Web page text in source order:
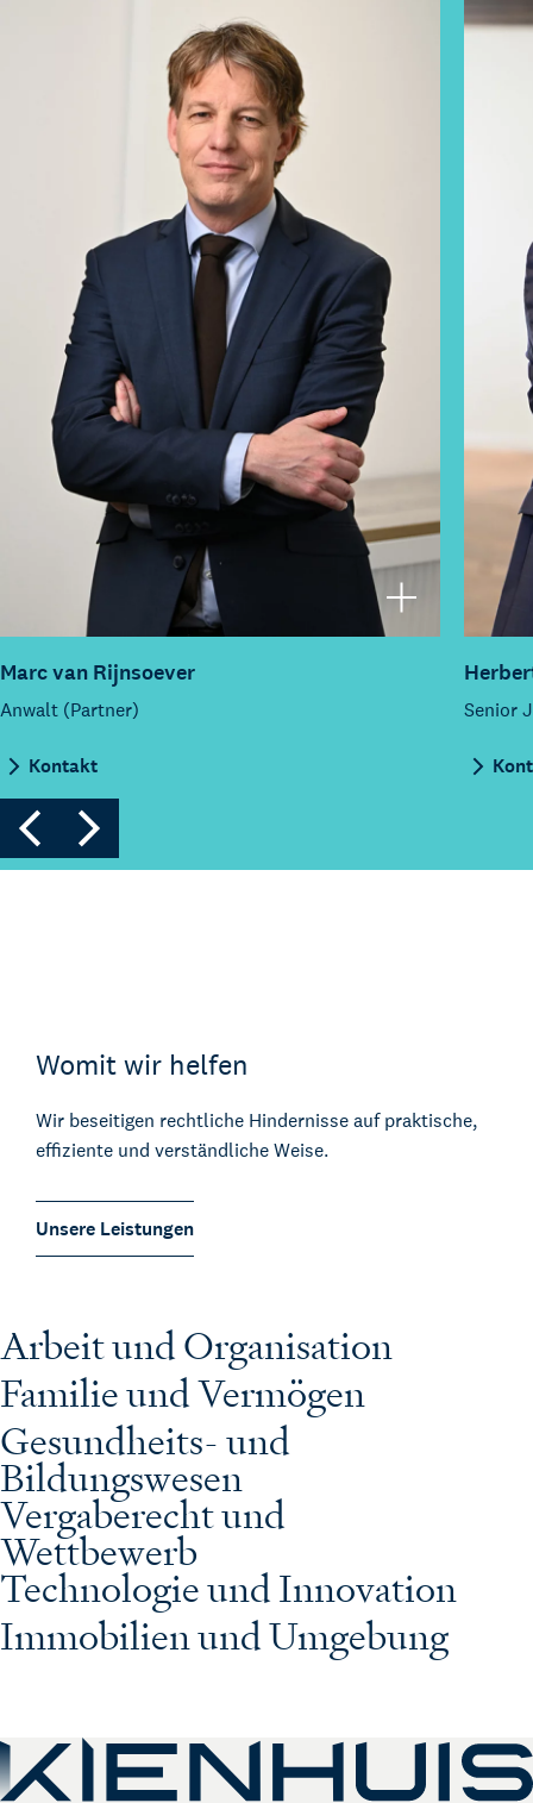
Marc van Rijnsoever
Anwalt (Partner)
Kontakt
Senior
Womit wir helfen
Wir beseitigen rechtliche Hindernisse auf praktische,
effiziente und verständliche Weise.
Unsere Leistungen
Arbeit und Organisation
Familie und Vermögen
Gesundheits- und
Bildungswesen
Vergaberecht und
Wettbewerb
Technologie und Innovation
Immobilien und Umgebung